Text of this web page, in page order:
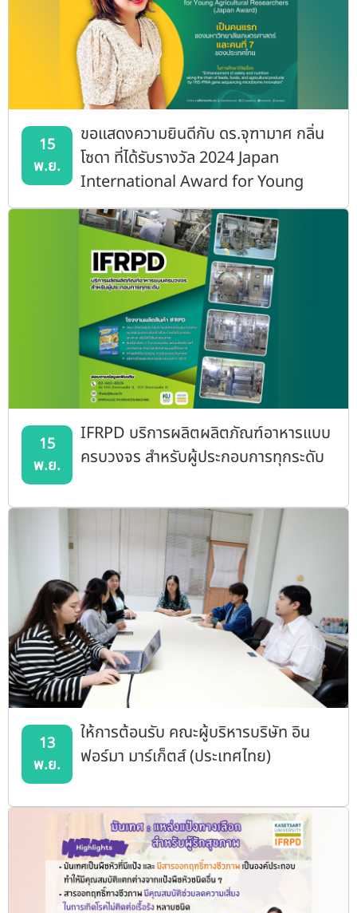
15
พ.ย.
ขอแสดงความยินดีกับ ดร.จุฑามาศ กลิ่น
โซดา ที่ได้รับรางวัล 2024 Japan
International Award for Young
Agricultural Researchers (Japan
Award)
15
พ.ย.
IFRPD บริการผลิตผลิตภัณฑ์อาหารแบบ
ครบวงจร สำหรับผู้ประกอบการทุกระดับ
13
พ.ย.
ให้การต้อนรับ คณะผู้บริหารบริษัท อิน
ฟอร์มา มาร์เก็ตส์ (ประเทศไทย)